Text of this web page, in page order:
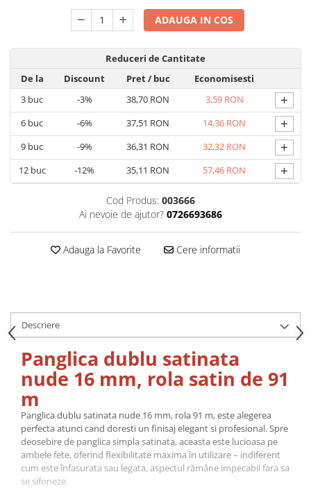
ADAUGA IN COS
Reduceri de Cantitate
De la
Discount Pret/ buc
Economisesti
3 buc -3% 38,70 RON 3,59 RON +
6 buc -6% 37,51 RON 14,36 RON +
9 buc -9% 36,31 RON 32,32 RON +
12buc -12% 35,11 RON 57,46 RON +
Cod Produs: 003666
Ai nevoie de ajutor? 0726693686
Adauga la Favorite Cere informatii
Descriere
Panglica dublu satinata
nude 16 mm, rola satin de 91
m
Panglica dublu satinata nude 16 mm, rola 91 m, este alegerea
perfecta atunci cand doresti un finisaj elegant si profesional. Spre
deosebire de panglica simpla satinata, aceasta este lucioasa pe
ambele fete, oferind flexibilitate maxima în utilizare – indiferent
cum este înfasurata sau legata, aspectul rămâne impecabil fara sa
se sifoneze.